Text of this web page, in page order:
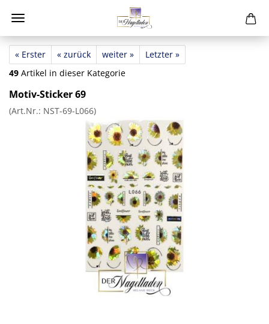
« Erster « zurück weiter »
Letzter »
49 Artikel in dieser Kategorie
Motiv-Sticker 69
(Art.Nr.: NST-69-L066)